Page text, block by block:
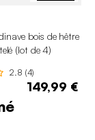
bois de hêtre
(lot de 4)
2.8 (4)
149,99 €